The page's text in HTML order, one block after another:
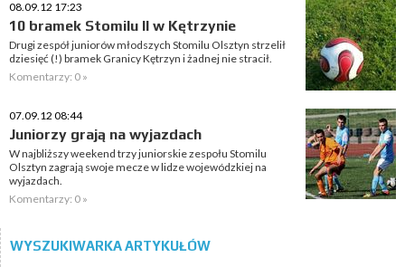
08.09.12 17:23
10 bramek Stomilu II w Kętrzynie
Drugi zespół juniorów młodszych Stomilu Olsztyn strzelił
dziesięć (!) bramek Granicy Kętrzyn i żadnej nie stracił.
Komentarzy: 0 »
07.09.12 08:44
Juniorzy grają na wyjazdach
W najbliższy weekend trzy juniorskie zespołu Stomilu
Olsztyn zagrają swoje mecze w lidze wojewódzkiej na
wyjazdach.
Komentarzy: 0 »
WYSZUKIWARKA ARTYKUŁÓW